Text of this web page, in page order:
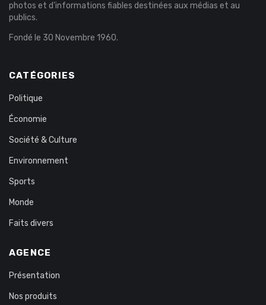
photos et d’informations fiables destinées aux médias et au
publics.
Fondé le 30 Novembre 1960.
CATÉGORIES
Politique
Économie
Société & Culture
Environnement
Sports
Monde
Faits divers
AGENCE
Présentation
Nos produits